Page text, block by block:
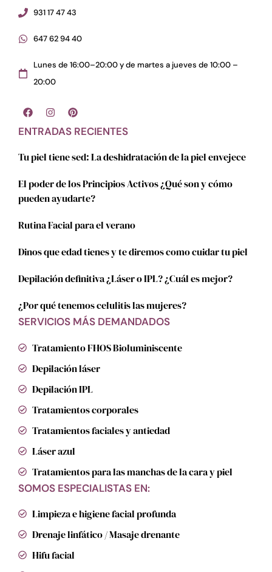
931 17 47 43
647 62 94 40
Lunes de 16:00–20:00 y de martes a jueves de 10:00 –
20:00
ENTRADAS RECIENTES
Tu piel tiene sed: La deshidratación de la piel envejece
El poder de los Principios Activos ¿Qué son y cómo
pueden ayudarte?
Rutina Facial para el verano
Dinos que edad tienes y te diremos como cuidar tu piel
Depilación definitiva ¿Láser o IPL? ¿Cuál es mejor?
¿Por qué tenemos celulitis las mujeres?
SERVICIOS MÁS DEMANDADOS
Tratamiento FHOS Bioluminiscente
Depilación láser
Depilación IPL
Tratamientos corporales
Tratamientos faciales y antiedad
Láser azul
Tratamientos para las manchas de la cara y piel
SOMOS ESPECIALISTAS EN:
Limpieza e higiene facial profunda
Drenaje linfático / Masaje drenante
Hifu facial